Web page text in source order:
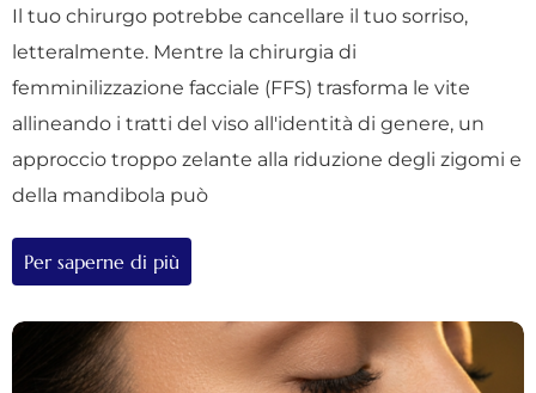
Il tuo chirurgo potrebbe cancellare il tuo sorriso,
letteralmente. Mentre la chirurgia di
femminilizzazione facciale (FFS) trasforma le vite
allineando i tratti del viso all'identità di genere, un
approccio troppo zelante alla riduzione degli zigomi e
della mandibola può
Per saperne di più